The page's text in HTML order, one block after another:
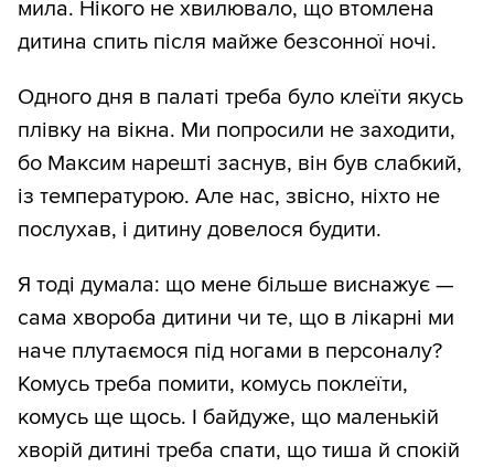
мила. Нікого не хвилювало, що втомлена
дитина спить після майже безсонної ночі.
Одного дня в палаті треба було клеїти якусь
плівку на вікна. Ми попросили не заходити,
бо Максим нарешті заснув, він був слабкий,
із температурою. Але нас, звісно, ніхто не
послухав, і дитину довелося будити.
Я тоді думала: що мене більше виснажує —
сама хвороба дитини чи те, що в лікарні ми
наче плутаємося під ногами в персоналу?
Комусь треба помити, комусь поклеїти,
комусь ще щось. І байдуже, що маленькій
хворій дитині треба спати, що тиша й спокій